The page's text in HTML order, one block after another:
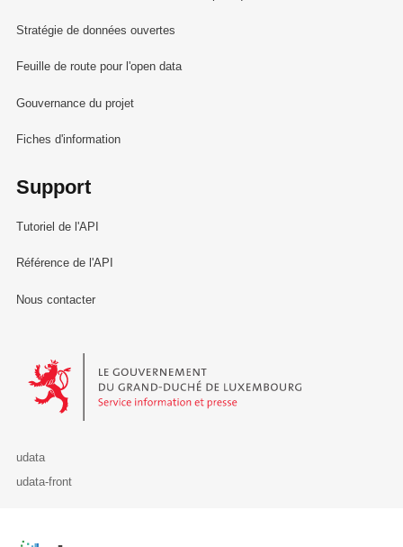
Stratégie de données ouvertes
Feuille de route pour l'open data
Gouvernance du projet
Fiches d'information
Support
Tutoriel de l'API
Référence de l'API
Nous contacter
Le Gouvernement du Grand-Duché de Luxembourg - Service
udata
udata-front